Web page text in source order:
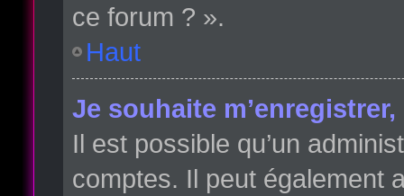
ce forum ? ».
Haut
Je souhaite
Il est possible qu’un
comptes. Il peut également